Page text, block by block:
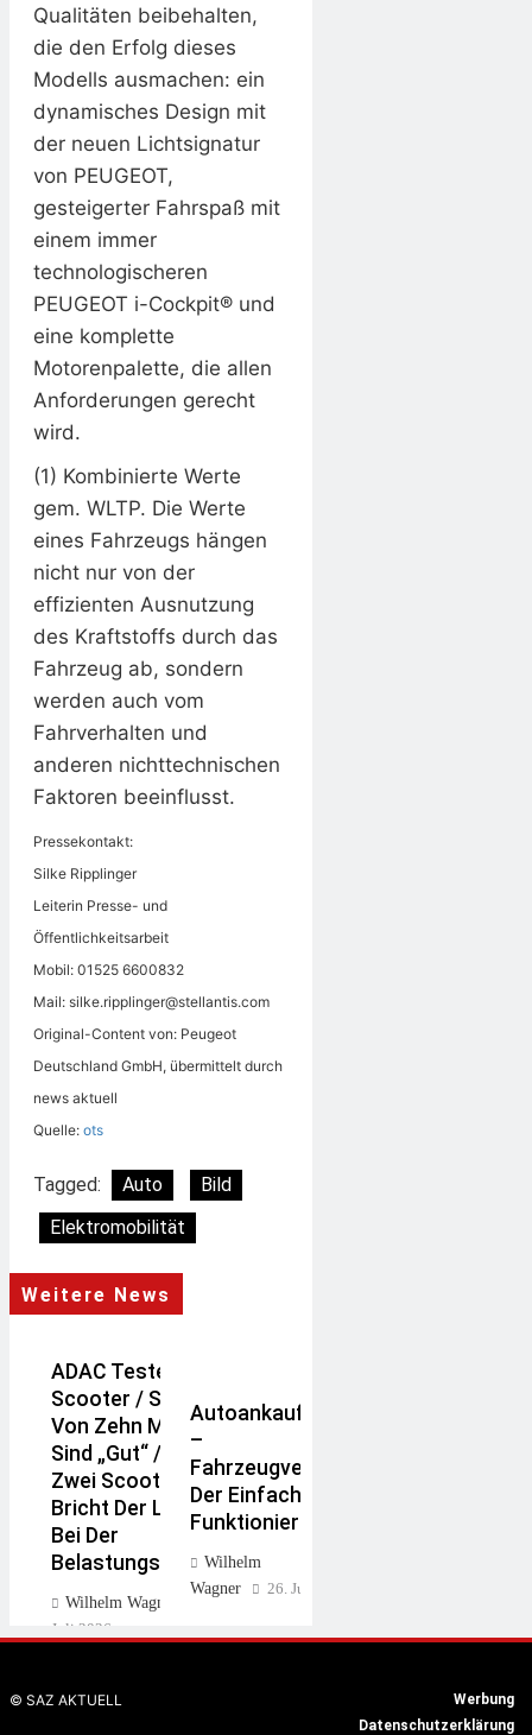
Qualitäten beibehalten,
die den Erfolg dieses
Modells ausmachen: ein
dynamisches Design mit
der neuen Lichtsignatur
von PEUGEOT,
gesteigerter Fahrspaß mit
einem immer
technologischeren
PEUGEOT i-Cockpit® und
eine komplette
Motorenpalette, die allen
Anforderungen gerecht
wird.
(1) Kombinierte Werte
gem. WLTP. Die Werte
eines Fahrzeugs hängen
nicht nur von der
effizienten Ausnutzung
des Kraftstoffs durch das
Fahrzeug ab, sondern
werden auch vom
Fahrverhalten und
anderen nichttechnischen
Faktoren beeinflusst.
Pressekontakt:
Silke Ripplinger
Leiterin Presse- und
Öffentlichkeitsarbeit
Mobil: 01525 6600832
Mail: silke.ripplinger@stellantis.com
Original-Content von: Peugeot
Deutschland GmbH, übermittelt durch
news aktuell
Quelle: ots
Tagged: Auto
Bild
Elektromobilität
Weitere News
ADAC Testet E-
Scooter / Sieben
Von Zehn Modellen
Sind „gut“ / Bei
Zwei Scootern
Bricht Der Lenker
Bei Der
Belastungsprüfung
Wilhelm Wagner
28.
Juli 2026
Autoankauf Held
–
Fahrzeugverkauf,
Der Einfach
Funktioniert
Wilhelm
Wagner
26. Juli 2026
© SAZ AKTUELL
Werbung
Datenschutzerklärung